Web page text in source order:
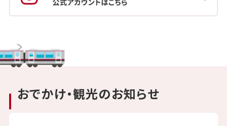
おでかけ・観光のお知らせ